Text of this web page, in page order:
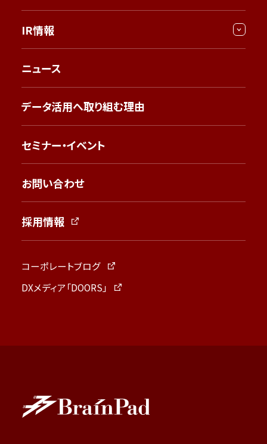
IR情報
ニュース
データ活用へ取り組む理由
セミナー・イベント
お問い合わせ
採用情報
コーポレートブログ
DXメディア「DOORS」